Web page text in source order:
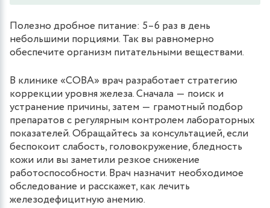
Полезно дробное питание: 5–6 раз в день
небольшими порциями. Так вы равномерно
обеспечите организм питательными веществами.
В клинике «СОВА» врач разработает стратегию
коррекции уровня железа. Сначала ― поиск и
устранение причины, затем ― грамотный подбор
препаратов с регулярным контролем лабораторных
показателей. Обращайтесь за консультацией, если
беспокоит слабость, головокружение, бледность
кожи или вы заметили резкое снижение
работоспособности. Врач назначит необходимое
обследование и расскажет, как лечить
железодефицитную анемию.